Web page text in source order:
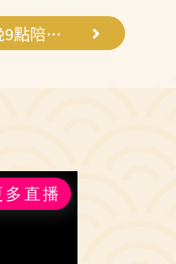
比蔡依林早 宇宙人阿奎每晚9點陪她睡覺